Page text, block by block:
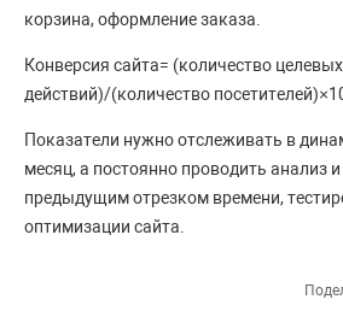
корзина, оформление заказа.
Конверсия сайта= (количество целевых
действий)/(количество
Показатели нужно отслеживать в
месяц, а постоянно проводить анализ
предыдущим отрезком времени,
оптимизации сайта.